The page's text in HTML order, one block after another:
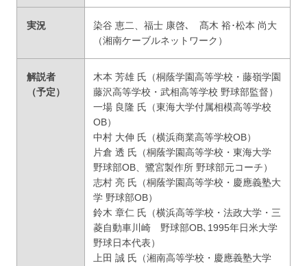
実況
染谷 恵二、福士 康啓､ 髙木 裕･松本 尚大
（湘南ケーブルネットワーク）
解説者
（予定）
木本 芳雄 氏（桐蔭学園高等学校・藤嶺学園
藤沢高等学校・武相高等学校 野球部監督）
一場 良隆 氏（東海大学付属相模高等学校
OB）
中村 大伸 氏（横浜商業高等学校OB）
片倉 透 氏（桐蔭学園高等学校・東海大学
野球部OB、鷺宮製作所 野球部元コーチ）
志村 亮 氏（桐蔭学園高等学校・慶應義塾大
学 野球部OB）
鈴木 章仁 氏（横浜高等学校・法政大学・三
菱自動車川崎 野球部OB､1995年日米大学
野球日本代表）
上田 誠 氏（湘南高等学校・慶應義塾大学